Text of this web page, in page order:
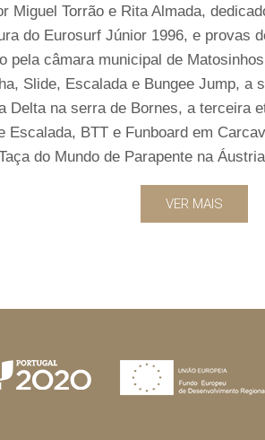
Miguel Torrão e Rita Almada,
do Eurosurf Júnior 1996, e provas
pela câmara municipal de
Slide, Escalada e Bungee Jump, a
Delta na serra de Bornes, a terceira
Escalada, BTT e Funboard em
do Mundo de Parapente na
VER MAIS